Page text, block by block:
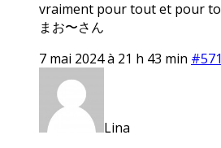
vraiment pour tout et pour
まお〜さん
7 mai 2024 à 21 h 43 min
Lina